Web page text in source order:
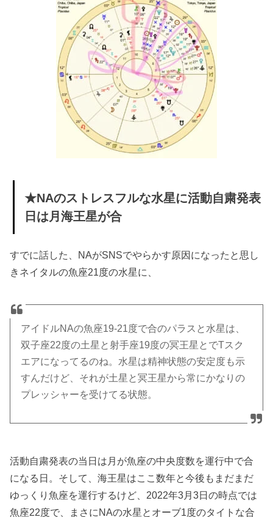
★NAのストレスフルな水星に活動自粛発表
日は月海王星が合
すでに話した、NAがSNSでやらかす原因になったと思し
きネイタルの魚座21度の水星に、
アイドルNAの魚座19-21度で合のパラスと水星は、
双子座22度の土星と射手座19度の冥王星とでTスク
エアになってるのね。水星は精神状態の安定度も示
すんだけど、それが土星と冥王星から常にかなりの
プレッシャーを受けてる状態。
活動自粛発表の当日は月が魚座の中央度数を運行中で合
になる日。そして、海王星はここ数年と今後もまだまだ
ゆっくり魚座を運行するけど、2022年3月3日の時点では
魚座22度で、まさにNAの水星とオーブ1度のタイトな合